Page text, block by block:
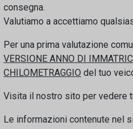
consegna.
Valutiamo a accettiamo
Per una prima valutazione
VERSIONE ANNO DI
CHILOMETRAGGIO del tuo
Visita il nostro sito per vedere
Le informazioni contenute nel